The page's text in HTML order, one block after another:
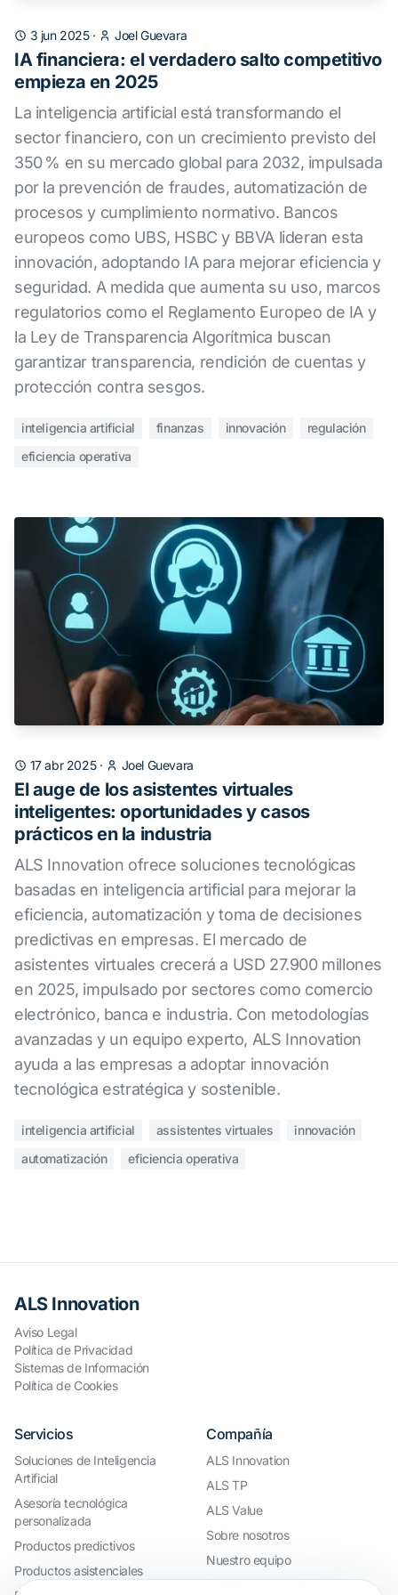
3 jun 2025· Joel Guevara
IA financiera: el verdadero salto competitivo
empieza en 2025
La inteligencia artificial está transformando el
sector financiero, con un crecimiento previsto del
350 % en su mercado global para 2032, impulsada
por la prevención de fraudes, automatización de
procesos y cumplimiento normativo. Bancos
europeos como UBS, HSBC y BBVA lideran esta
innovación, adoptando IA para mejorar eficiencia y
seguridad. A medida que aumenta su uso, marcos
regulatorios como el Reglamento Europeo de IA y
la Ley de Transparencia Algorítmica buscan
garantizar transparencia, rendición de cuentas y
protección contra sesgos.
inteligencia artificial finanzas innovación
regulación
eficiencia operativa
17 abr 2025· Joel Guevara
El auge de los asistentes virtuales
inteligentes: oportunidades y casos
prácticos en la industria
ALS Innovation ofrece soluciones tecnológicas
basadas en inteligencia artificial para mejorar la
eficiencia, automatización y toma de decisiones
predictivas en empresas. El mercado de
asistentes virtuales crecerá a USD 27.900 millones
en 2025, impulsado por sectores como comercio
electrónico, banca e industria. Con metodologías
avanzadas y un equipo experto, ALS Innovation
ayuda a las empresas a adoptar innovación
tecnológica estratégica y sostenible.
inteligencia artificial assistentes virtuales
innovación
automatización
eficiencia operativa
ALS Innovation
Aviso Legal
Política de Privacidad
Sistemas de Información
Política de Cookies
Servicios
Soluciones de Inteligencia
Artificial
Asesoría tecnológica
personalizada
Productos predictivos
Productos asistenciales
Compañía
ALS Innovation
ALS TP
ALS Value
Sobre nosotros
Nuestro equipo
Trabaja con nosotros